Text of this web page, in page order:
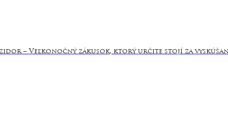
– Veľkonočný zákusok, ktorý určite stojí za